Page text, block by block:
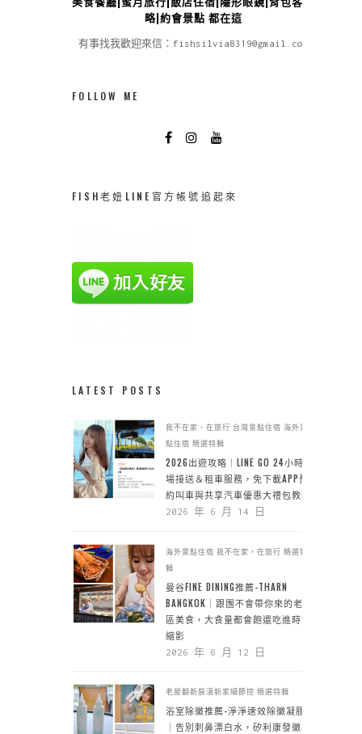
略|約會景點 都在這
有事找我歡迎來信：fishsilvia8319@gmail.com
FOLLOW ME
FISH老妞LINE官方帳號追起來
LATEST POSTS
我不在家，在旅行 台灣景點住宿 海外景
點住宿 精選特輯
2026出遊攻略｜LINE GO 24小時機
場接送＆租車服務，免下載APP預
約叫車與共享汽車優惠大禮包教學
2026 年 6 月 14 日
海外景點住宿 我不在家，在旅行 精選特
輯
曼谷FINE DINING推薦-THARN
BANGKOK｜跟團不會帶你來的老城
區美食，大食量都會飽還吃進時空
縮影
2026 年 6 月 12 日
老屋翻新裝潢新家細節控 精選特輯
浴室除黴推薦-淨淨速效除黴凝膠
｜告別刺鼻漂白水，矽利康發黴靠